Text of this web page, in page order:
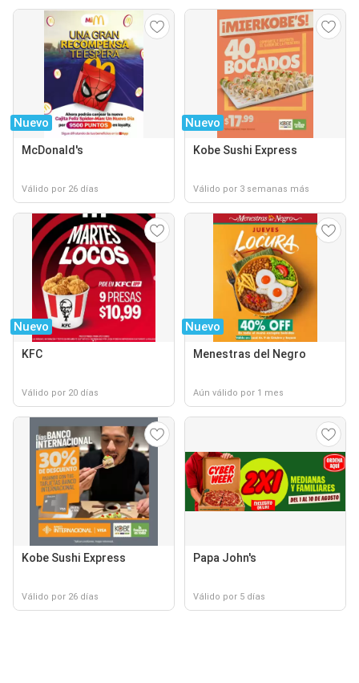
Nuevo
McDonald's
Válido por 26 días
Nuevo
Kobe Sushi Express
Válido por 3 semanas más
Nuevo
KFC
Válido por 20 días
Nuevo
Menestras del Negro
Aún válido por 1 mes
Kobe Sushi Express
Válido por 26 días
Papa John's
Válido por 5 días